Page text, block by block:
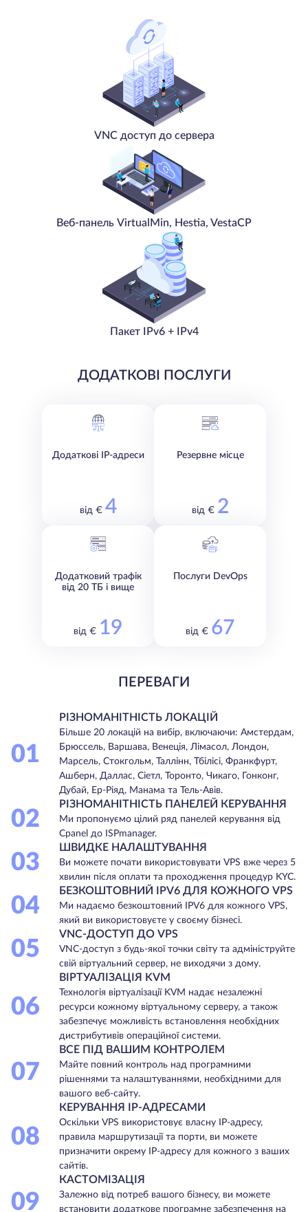
VNC доступ до сервера
Веб-панель VirtualMin, Hestia, VestaCP
Пакет IPv6 + IPv4
ДОДАТКОВІ ПОСЛУГИ
Додаткові IP-адреси
від € 4
Резервне місце
від € 2
Додатковий трафік
від 20 ТБ і вище
від € 19
Послуги DevOps
від € 67
ПЕРЕВАГИ
01
РІЗНОМАНІТНІСТЬ ЛОКАЦІЙ
Більше 20 локацій на вибір, включаючи: Амстердам,
Брюссель, Варшава, Венеція, Лімасол, Лондон,
Марсель, Стокгольм, Таллінн, Тбілісі, Франкфурт,
Ашберн, Даллас, Сіетл, Торонто, Чикаго, Гонконг,
Дубай, Ер-Ріяд, Манама та Тель-Авів.
02
РІЗНОМАНІТНІСТЬ ПАНЕЛЕЙ КЕРУВАННЯ
Ми пропонуємо цілий ряд панелей керування від
Cpanel до ISPmanager.
03
ШВИДКЕ НАЛАШТУВАННЯ
Ви можете почати використовувати VPS вже через 5
хвилин після оплати та проходження процедур KYC.
04
БЕЗКОШТОВНИЙ IPV6 ДЛЯ КОЖНОГО VPS
Ми надаємо безкоштовний IPV6 для кожного VPS,
який ви використовуєте у своєму бізнесі.
05
VNC-ДОСТУП ДО VPS
VNC-доступ з будь-якої точки світу та адмініструйте
свій віртуальний сервер, не виходячи з дому.
06
ВІРТУАЛІЗАЦІЯ KVM
Технологія віртуалізації KVM надає незалежні
ресурси кожному віртуальному серверу, а також
забезпечує можливість встановлення необхідних
дистрибутивів операційної системи.
07
ВСЕ ПІД ВАШИМ КОНТРОЛЕМ
Майте повний контроль над програмними
рішеннями та налаштуваннями, необхідними для
вашого веб-сайту.
08
КЕРУВАННЯ IP-АДРЕСАМИ
Оскільки VPS використовує власну IP-адресу,
правила маршрутизації та порти, ви можете
призначити окрему IP-адресу для кожного з ваших
сайтів.
09
КАСТОМІЗАЦІЯ
Залежно від потреб вашого бізнесу, ви можете
встановити додаткове програмне забезпечення на